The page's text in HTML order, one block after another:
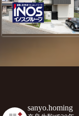
sanyo.homing